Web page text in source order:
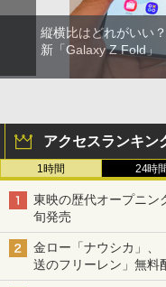
縦横比はどれがいい
新「Galaxy Z Fold」
アクセスランキン
1時間 24時
東映の歴代オープニン
旬発売
金ロー「ナウシカ」、
送のフリーレン」無料